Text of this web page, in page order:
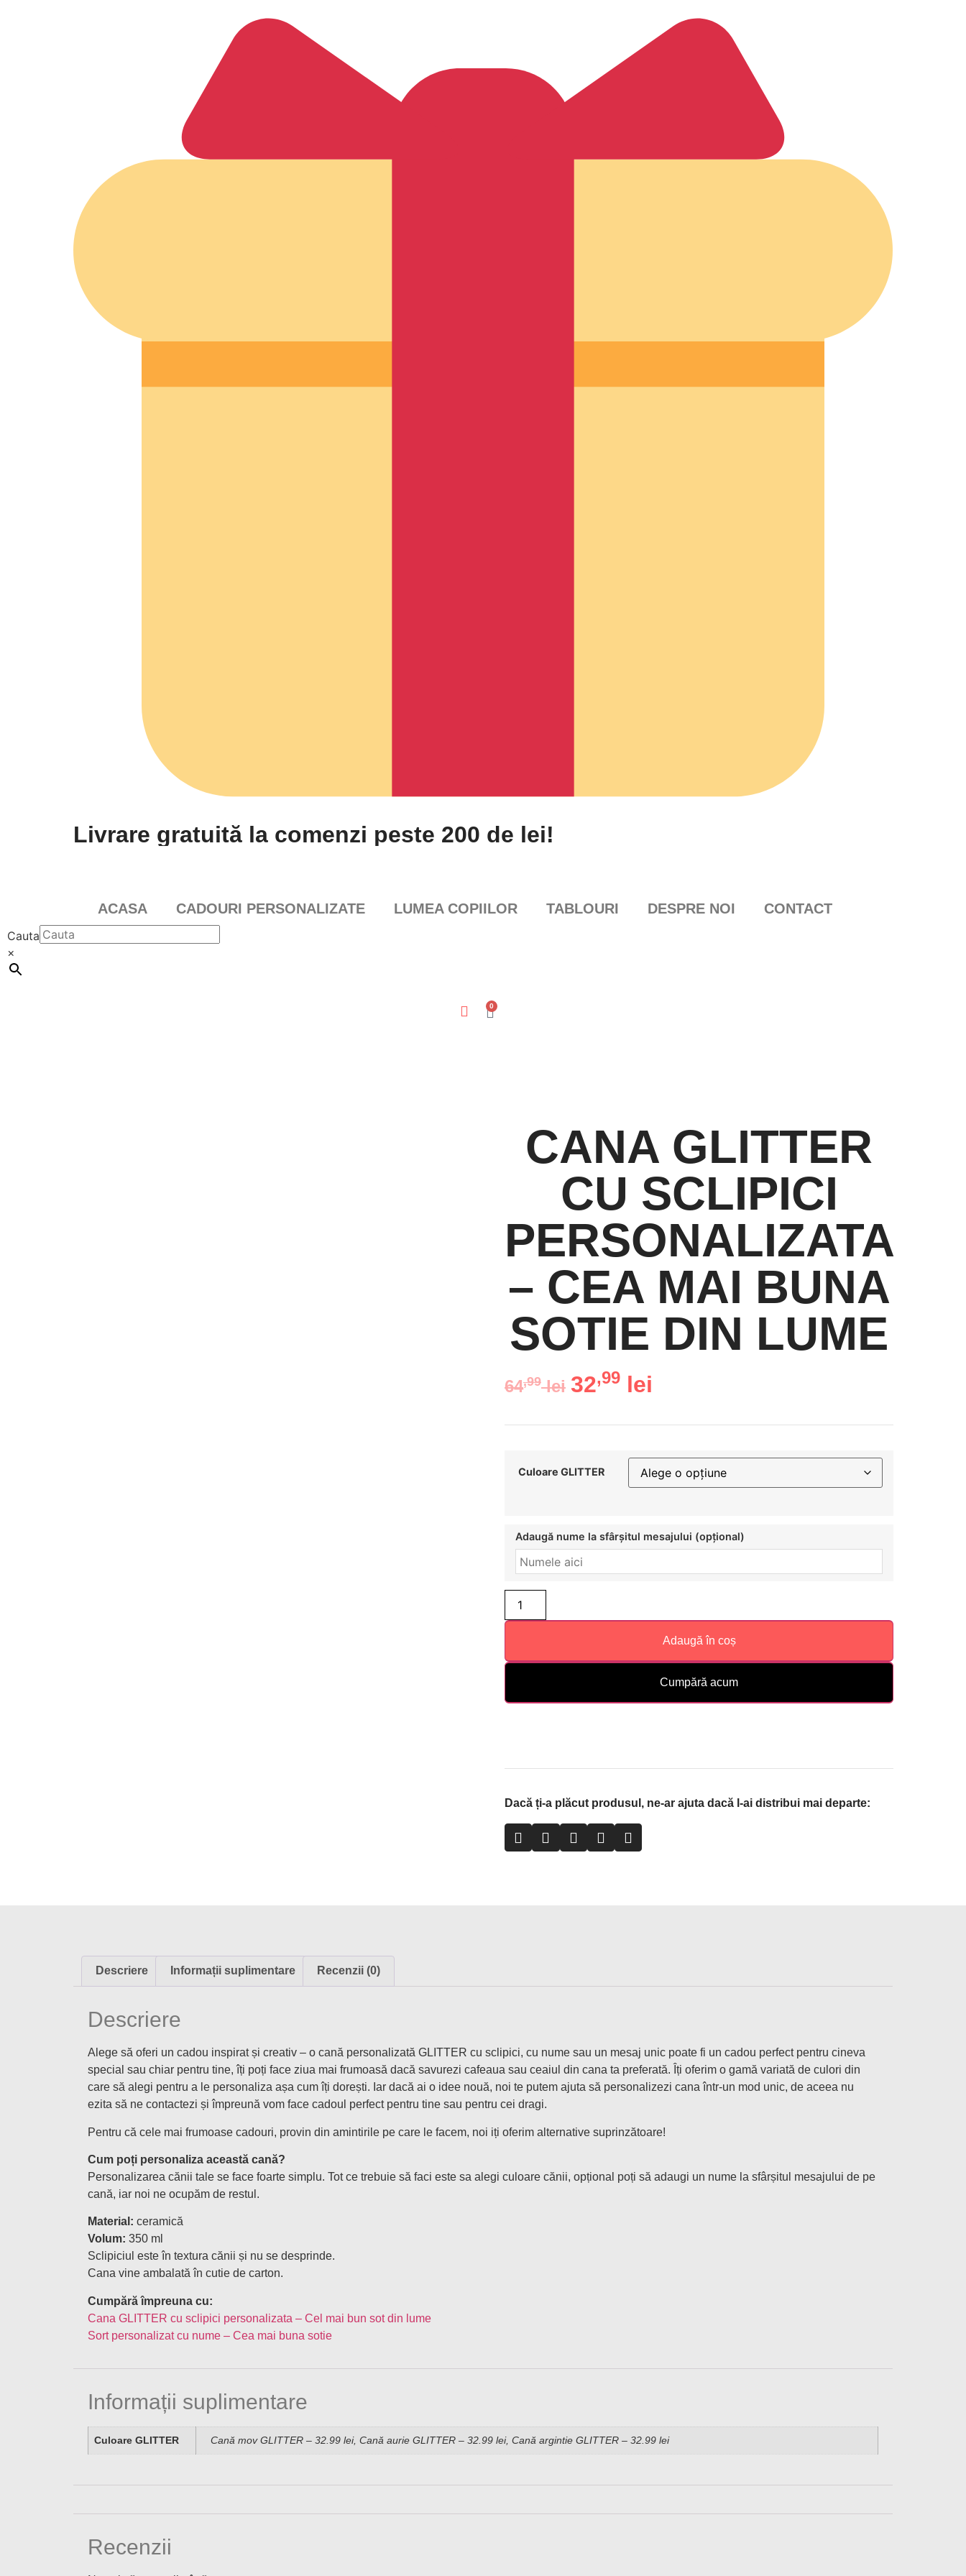
Livrare gratuită la comenzi peste 200 de lei!
ACASA CADOURI PERSONALIZATE LUMEA COPIILOR TABLOURI DESPRE NOI CONTACT
Cauta
×
0
CANA GLITTER
CU SCLIPICI
PERSONALIZATA
– CEA MAI BUNA
SOTIE DIN LUME
64,99 lei 32,99 lei
Culoare GLITTER
Adaugă nume la sfârșitul mesajului (opțional)
Adaugă în coș
Cumpără acum
Dacă ți-a plăcut produsul, ne-ar ajuta dacă l-ai distribui mai departe:
Descriere Informații suplimentare Recenzii (0)
Descriere
Alege să oferi un cadou inspirat și creativ – o cană personalizată GLITTER cu sclipici, cu nume sau un mesaj unic poate fi un cadou perfect pentru cineva
special sau chiar pentru tine, îți poți face ziua mai frumoasă dacă savurezi cafeaua sau ceaiul din cana ta preferată. Îți oferim o gamă variată de culori din
care să alegi pentru a le personaliza așa cum îți dorești. Iar dacă ai o idee nouă, noi te putem ajuta să personalizezi cana într-un mod unic, de aceea nu
ezita să ne contactezi și împreună vom face cadoul perfect pentru tine sau pentru cei dragi.
Pentru că cele mai frumoase cadouri, provin din amintirile pe care le facem, noi iți oferim alternative suprinzătoare!
Cum poți personaliza această cană?
Personalizarea cănii tale se face foarte simplu. Tot ce trebuie să faci este sa alegi culoare cănii, opțional poți să adaugi un nume la sfârșitul mesajului de pe
cană, iar noi ne ocupăm de restul.
Material: ceramică
Volum: 350 ml
Sclipiciul este în textura cănii și nu se desprinde.
Cana vine ambalată în cutie de carton.
Cumpără împreuna cu:
Cana GLITTER cu sclipici personalizata – Cel mai bun sot din lume
Sort personalizat cu nume – Cea mai buna sotie
Informații suplimentare
Culoare GLITTER Cană mov GLITTER – 32.99 lei, Cană aurie GLITTER – 32.99 lei, Cană argintie GLITTER – 32.99 lei
Recenzii